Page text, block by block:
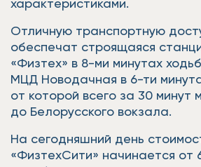
характеристиками.
Отличную транспортную
обеспечат строящаяся
«Физтех» в 8-ми минутах
МЦД Новодачная в 6-ти
от которой всего за 30 минут
до Белорусского вокзала.
На сегодняшний день
«ФизтехСити» начинается от